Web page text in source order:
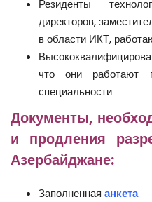
Резиденты
директоров,
в области ИКТ,
что они работают
специальности
Документы,
и продления
Азербайджане:
Заполненная анкета